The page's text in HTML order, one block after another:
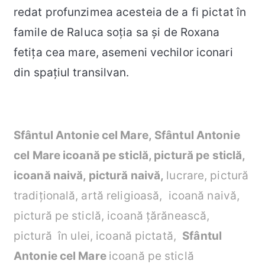
redat profunzimea acesteia de a fi pictat în
famile de Raluca soția sa și de Roxana
fetița cea mare, asemeni vechilor iconari
din spațiul transilvan.
Sfântul Antonie cel Mare, Sfântul Antonie
cel Mare icoană pe sticlă, pictură pe sticlă,
icoană naivă, pictură naivă, lucrare, pictură
tradițională, artă religioasă, icoană naivă,
pictură pe sticlă, icoană țărănească,
pictură în ulei, icoană pictată, Sfântul
Antonie cel Mare icoană pe sticlă